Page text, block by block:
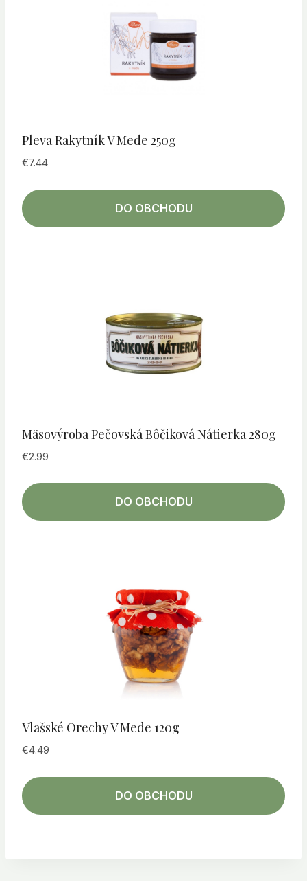
Pleva Rakytník V Mede 250g
€7.44
DO OBCHODU
Mäsovýroba Pečovská Bôčiková Nátierka 280g
€2.99
DO OBCHODU
Vlašské Orechy V Mede 120g
€4.49
DO OBCHODU